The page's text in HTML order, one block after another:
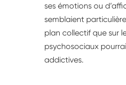
ses émotions ou
semblaient
plan collectif que sur
psychosociaux
addictives.